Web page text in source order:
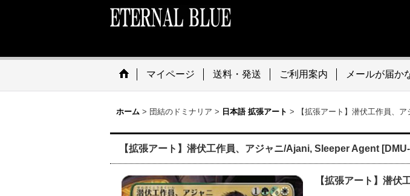
マイページ 送料・発送 ご利用案内 メールが届か
ホーム > 団結のドミナリア > 日本語 拡張アート > 【拡張アート】潜伏工作員、
【拡張アート】潜伏工作員、アジャニ/Ajani, Sleeper Agent
【拡張アート】潜